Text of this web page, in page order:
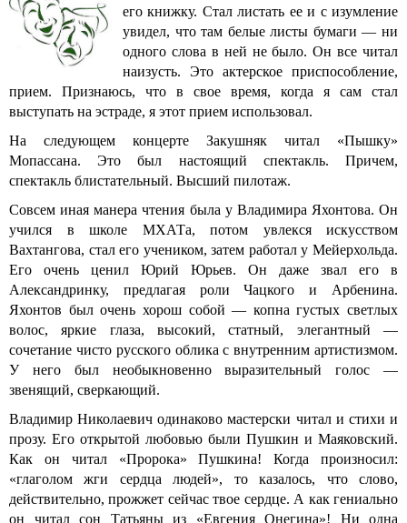
его книжку. Стал листать ее и с изумление
увидел, что там белые листы бумаги — ни
одного слова в ней не было. Он все читал
наизусть. Это актерское приспособление,
прием. Признаюсь, что в свое время, когда я сам стал
выступать на эстраде, я этот прием использовал.
На следующем концерте Закушняк читал «Пышку»
Мопассана. Это был настоящий спектакль. Причем,
спектакль блистательный. Высший пилотаж.
Совсем иная манера чтения была у Владимира Яхонтова. Он
учился в школе МХАТа, потом увлекся искусством
Вахтангова, стал его учеником, затем работал у Мейерхольда.
Его очень ценил Юрий Юрьев. Он даже звал его в
Александринку, предлагая роли Чацкого и Арбенина.
Яхонтов был очень хорош собой — копна густых светлых
волос, яркие глаза, высокий, статный, элегантный —
сочетание чисто русского облика с внутренним артистизмом.
У него был необыкновенно выразительный голос —
звенящий, сверкающий.
Владимир Николаевич одинаково мастерски читал и стихи и
прозу. Его открытой любовью были Пушкин и Маяковский.
Как он читал «Пророка» Пушкина! Когда произносил:
«глаголом жги сердца людей», то казалось, что слово,
действительно, прожжет сейчас твое сердце. А как гениально
он читал сон Татьяны из «Евгения Онегина»! Ни одна